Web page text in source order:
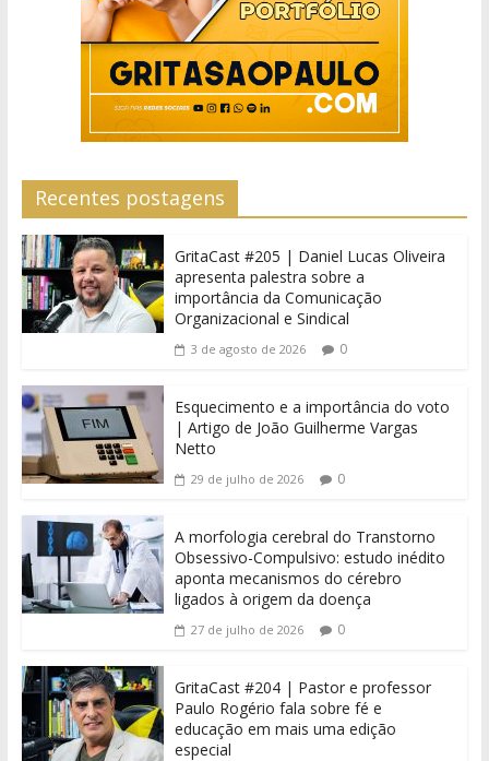
Recentes postagens
GritaCast #205 | Daniel Lucas Oliveira
apresenta palestra sobre a
importância da Comunicação
Organizacional e Sindical
3 de agosto de 2026 0
Esquecimento e a importância do voto
| Artigo de João Guilherme Vargas
Netto
29 de julho de 2026 0
A morfologia cerebral do Transtorno
Obsessivo-Compulsivo: estudo inédito
aponta mecanismos do cérebro
ligados à origem da doença
27 de julho de 2026 0
GritaCast #204 | Pastor e professor
Paulo Rogério fala sobre fé e
educação em mais uma edição
especial